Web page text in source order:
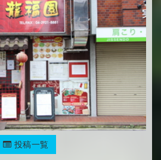
投稿一覧